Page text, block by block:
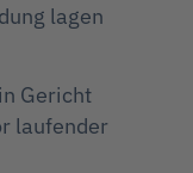
lagen
Gericht
laufender